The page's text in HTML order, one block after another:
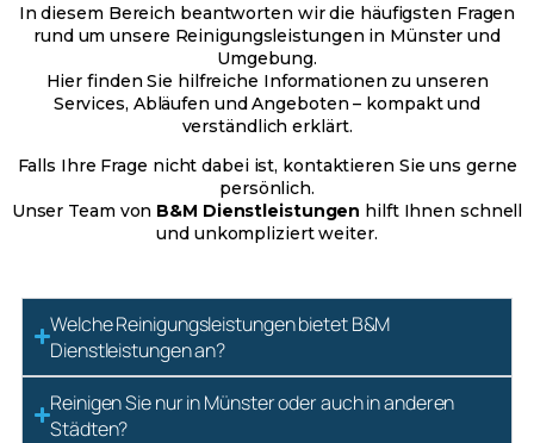
In diesem Bereich beantworten wir die häufigsten Fragen
rund um unsere Reinigungsleistungen in Münster und
Umgebung.
Hier finden Sie hilfreiche Informationen zu unseren
Services, Abläufen und Angeboten – kompakt und
verständlich erklärt.
Falls Ihre Frage nicht dabei ist, kontaktieren Sie uns gerne
persönlich.
Unser Team von B&M Dienstleistungen hilft Ihnen schnell
und unkompliziert weiter.
Welche Reinigungsleistungen bietet B&M
Dienstleistungen an?
Reinigen Sie nur in Münster oder auch in anderen
Städten?